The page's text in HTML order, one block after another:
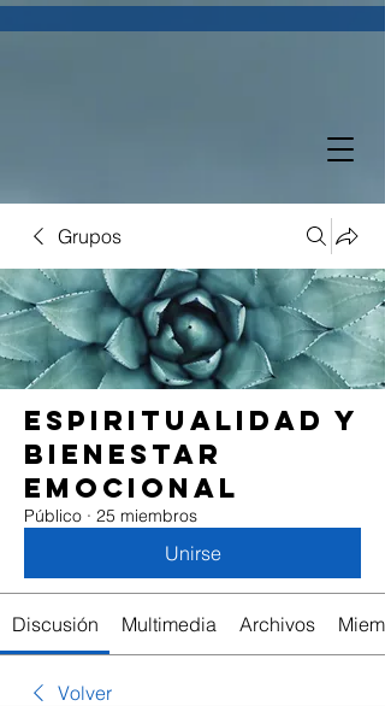
Grupos
Espiritualidad y
Bienestar
Emocional
Público · 25 miembros
Unirse
Discusión Multimedia Archivos
Volver